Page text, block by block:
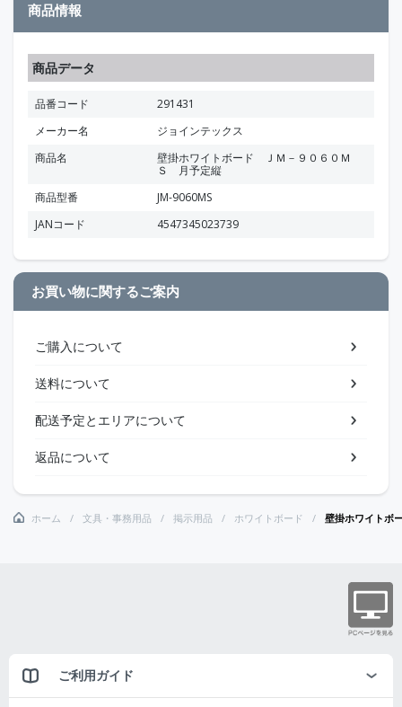
商品情報
商品データ
品番コード
291431
メーカー名
ジョインテックス
商品名
壁掛ホワイトボード ＪＭ－９０６０Ｍ
Ｓ 月予定縦
商品型番
JM-9060MS
JANコード
4547345023739
お買い物に関するご案内
ご購入について
送料について
配送予定とエリアについて
返品について
ホーム 文具・事務用品 掲示用品 ホワイトボード 壁掛ホワイトボ
ご利用ガイド